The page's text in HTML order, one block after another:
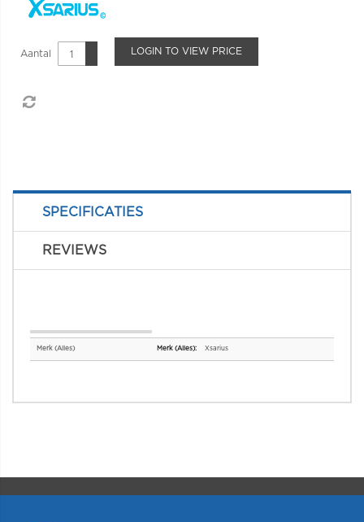
Aantal LOGIN TO VIEW PRICE
SPECIFICATIES
REVIEWS
Specificaties
Merk (Alles) Xsarius